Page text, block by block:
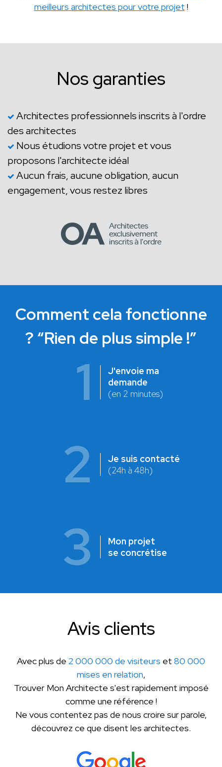
meilleurs architectes pour votre projet !
Nos garanties
Architectes professionnels inscrits à l'ordre
des architectes
Nous étudions votre projet et vous
proposons l'architecte idéal
Aucun frais, aucune obligation, aucun
engagement, vous restez libres
Comment cela fonctionne
? “Rien de plus simple !”
1
J'envoie ma
demande
(en 2 minutes)
2
Je suis contacté
(24h à 48h)
3
Mon projet
se concrétise
Avis clients
Avec plus de 2 000 000 de visiteurs et 80 000
mises en relation,
Trouver Mon Architecte s'est rapidement imposé
comme une référence !
Ne vous contentez pas de nous croire sur parole,
découvrez ce que disent les architectes.